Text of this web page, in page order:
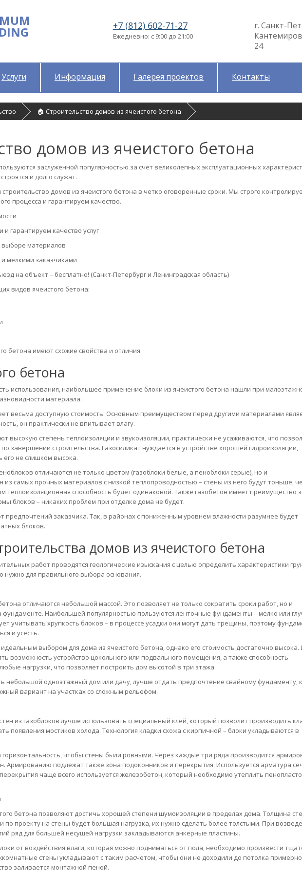
+7 (812) 602-71-27
Ежедневно: с 9:00 до 21:00
г. Санкт-
24
Услуги Информация Галерея проектов Контакты
🏠 Строительство домов из ячеистого бетона
домов из ячеистого бетона
заслуженной популярностью за счет великолепных эксплуатационных
и долго служат.
домов из ячеистого бетона в четко оговоренные сроки. Мы строго
процесса и гарантируем качество.
гарантируем качество услуг
материалов
мелкими заказчиками
на объект – бесплатно! (Санкт-Петербург и Ленинградская область)
видов ячеистого бетона:
бетона имеют схожие свойства и отличия.
бетона
использования, наибольшее применение блоки из ячеистого бетона нашли при
материала:
весьма доступную стоимость. Основным преимуществом перед другими материалами
он практически не впитывает влагу.
высокую степень теплоизоляции и звукоизоляции, практически не усаживаются, что
завершении строительства. Газосиликат нуждается в устройстве хорошей гидроизоляции,
его не слишком высока.
отличаются не только цветом (газоблоки белые, а пеноблоки серые), но и
из самых прочных материалов с низкой теплопроводностью – стены из него будут тоньше,
теплоизоляционная способность будет одинаковой. Также газобетон имеет преимущество
блоков – никаких проблем при отделке дома не будет.
предпочтений заказчика. Так, в районах с пониженным уровнем влажности разумнее будет
блоков.
домов из ячеистого бетона
работ проводятся геологические изыскания с целью определить характеристики
нужно для правильного выбора основания.
отличаются небольшой массой. Это позволяет не только сократить сроки работ, но и
фундаменте. Наибольшей популярностью пользуются ленточные фундаменты – мелко или
учитывать хрупкость блоков – в процессе усадки они могут дать трещины, поэтому
и усесть.
выбором для дома из ячеистого бетона, однако его стоимость достаточно высока.
возможность устройство цокольного или подвального помещения, а также способность
нагрузки, что позволяет построить дом высотой в три этажа.
небольшой одноэтажный дом или дачу, лучше отдать предпочтение свайному фундаменту,
вариант на участках со сложным рельефом.
из газоблоков лучше использовать специальный клей, который позволит производить
появления мостиков холода. Технология кладки схожа с кирпичной – блоки укладываются в
чтобы стены были ровными. Через каждые три ряда производится
Армированию подлежат также зона подоконников и перекрытия. Используется арматура
чаще всего используется железобетон, который необходимо утеплить
бетона позволяют достичь хорошей степени шумоизоляции в пределах дома. Толщина
по проекту на стены будет большая нагрузка, их нужно сделать более толстыми. При
ряд для большей несущей нагрузки закладываются анкерные пластины.
от воздействия влаги, которая можно подниматься от пола, необходимо произвести
стены укладывают с таким расчетом, чтобы они не доходили до потолка
заливается монтажной пеной.